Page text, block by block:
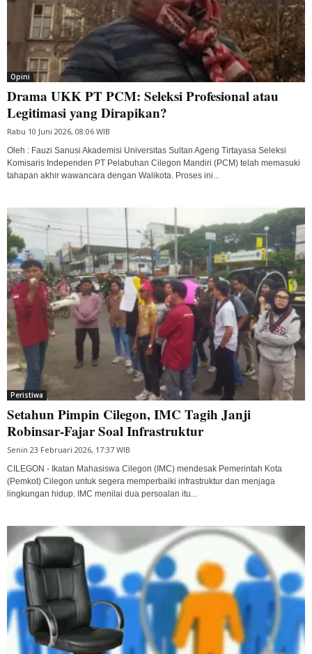
Opini
Drama UKK PT PCM: Seleksi Profesional atau
Legitimasi yang Dirapikan?
Rabu 10 Juni 2026, 08:06 WIB
Oleh : Fauzi Sanusi Akademisi Universitas Sultan Ageng Tirtayasa Seleksi
Komisaris Independen PT Pelabuhan Cilegon Mandiri (PCM) telah memasuki
tahapan akhir wawancara dengan Walikota. Proses ini...
Peristiwa
Setahun Pimpin Cilegon, IMC Tagih Janji
Robinsar-Fajar Soal Infrastruktur
Senin 23 Februari 2026, 17:37 WIB
CILEGON - Ikatan Mahasiswa Cilegon (IMC) mendesak Pemerintah Kota
(Pemkot) Cilegon untuk segera memperbaiki infrastruktur dan menjaga
lingkungan hidup. IMC menilai dua persoalan itu...